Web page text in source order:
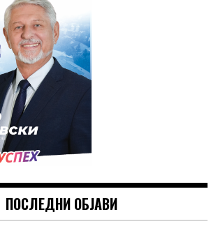
ПОСЛЕДНИ ОБЈАВИ